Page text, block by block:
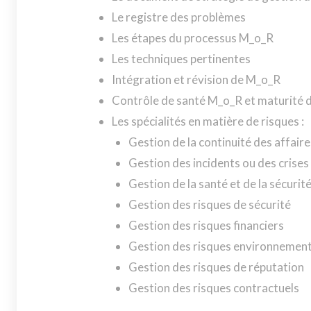
Le registre des problèmes
Les étapes du processus M_o_R
Les techniques pertinentes
Intégration et révision de M_o_R
Contrôle de santé M_o_R et maturité
Les spécialités en matière de risques :
Gestion de la continuité des
Gestion des incidents ou des crises
Gestion de la santé et de la sécurité
Gestion des risques de sécurité
Gestion des risques financiers
Gestion des risques
Gestion des risques de réputation
Gestion des risques contractuels